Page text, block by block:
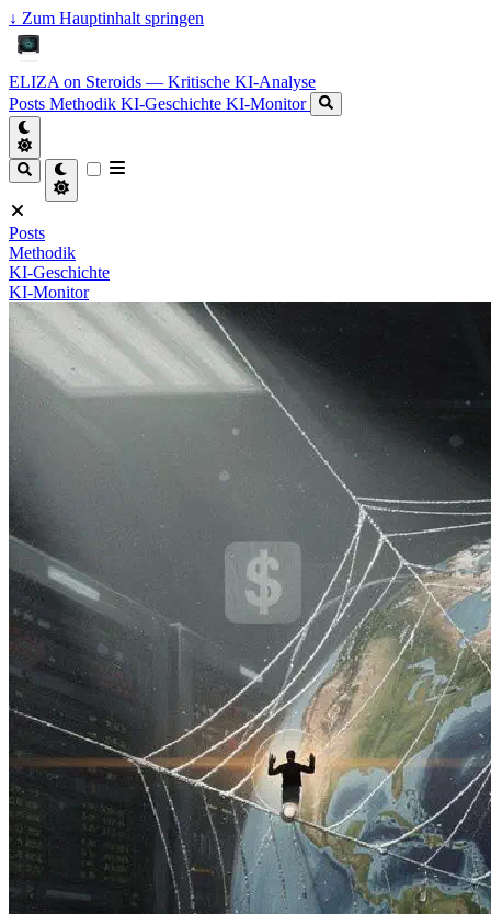
↓ Zum Hauptinhalt springen
ELIZA on Steroids — Kritische KI-Analyse
Posts Methodik KI-Geschichte KI-Monitor
Posts
Methodik
KI-Geschichte
KI-Monitor